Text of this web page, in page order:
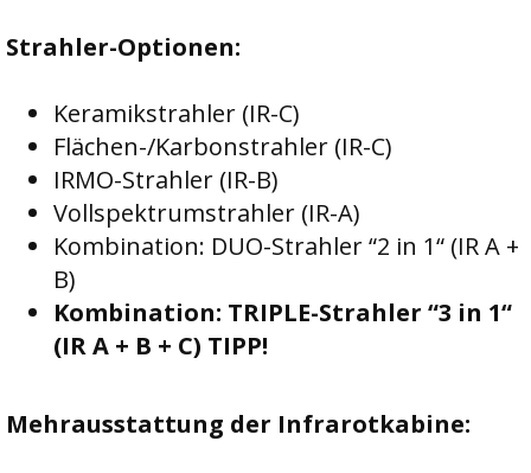
Strahler-Optionen:
Keramikstrahler (IR-C)
Flächen-/Karbonstrahler (IR-C)
IRMO-Strahler (IR-B)
Vollspektrumstrahler (IR-A)
Kombination: DUO-Strahler “2 in 1“ (IR A +
B)
Kombination: TRIPLE-Strahler “3 in 1“
(IR A + B + C) TIPP!
Mehrausstattung der Infrarotkabine: